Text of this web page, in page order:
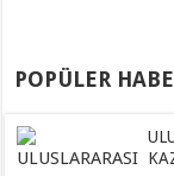
POPÜLER